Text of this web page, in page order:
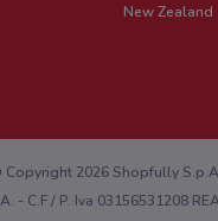
New Zealand
Copyright 2026 Shopfully
- C.F / P. Iva 03156531208